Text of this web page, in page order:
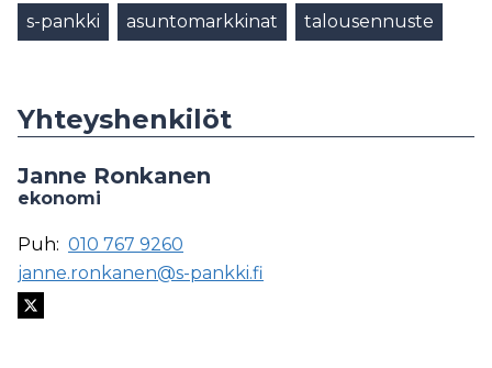
s-pankki asuntomarkkinat talousennuste
Yhteyshenkilöt
Janne Ronkanen
ekonomi
Puh: 010 767 9260
janne.ronkanen@s-pankki.fi